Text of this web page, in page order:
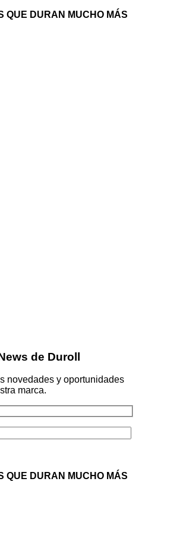
QUE DURAN MUCHO MÁS
de Duroll
novedades y oportunidades
marca.
QUE DURAN MUCHO MÁS